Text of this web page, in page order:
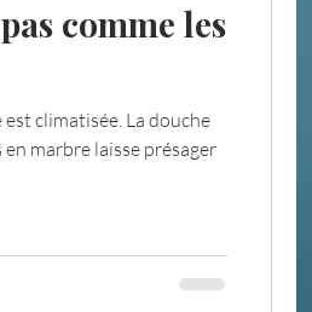
comme les
climatisée. La douche
marbre laisse présager